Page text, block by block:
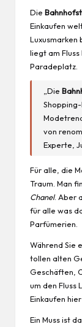
Die
Einkaufen
Luxusmarken
liegt am
Paradeplatz.
„Die
von
Experte,
Für alle, die
Traum. Man
Chanel. Aber
für alle was
Parfümerien.
Während Sie
tollen alten
Geschäften,
um den Fluss
Einkaufen
Ein Muss ist